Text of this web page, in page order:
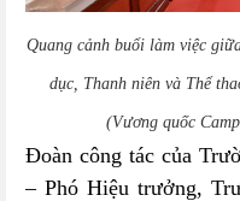
Quang cảnh buổi làm việc
dục, Thanh niên và Thể
(Vương quốc
Đoàn công tác của
– Phó Hiệu trưởng,